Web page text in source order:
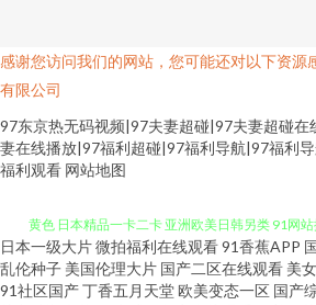
感谢您访问我们的网站，您可能还对以下资源
有限公司
97东京热无码视频|97夫妻超碰|97夫妻超碰
妻在线播放|97福利超碰|97福利导航|97福利
福利观看 网站地图
丁香久久大香蕉 天天日夜 国产日韩传媒久久 另
日本一级大片微拍福利在线观看91香蕉APP
乱伦种子 美国伦理大片 国产二区在线观看 美
91社区国产丁香五月天堂欧美变态一区 国产